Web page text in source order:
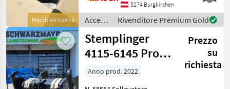
Macchina nuova
5274 Burgkirchen
Accessori
per
trattore
/
Stemplinger
Rivenditore Premium Gold
Stemplinger
4115-6145 Profi
H Sollevatore
anteriore
Prezzo
su
richiesta
Anno prod. 2022